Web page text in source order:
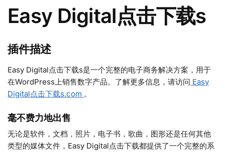
Easy Digital点击下载s
插件描述
Easy Digital点击下载s是一个完整的电子商务解决方案，用于
在WordPress上销售数字产品。了解更多信息，请访问 Easy
Digital点击下载s.com 。
毫不费力地出售
无论是软件，文档，照片，电子书，歌曲，图形还是任何其他
类型的媒体文件，Easy Digital点击下载都提供了一个完整的系